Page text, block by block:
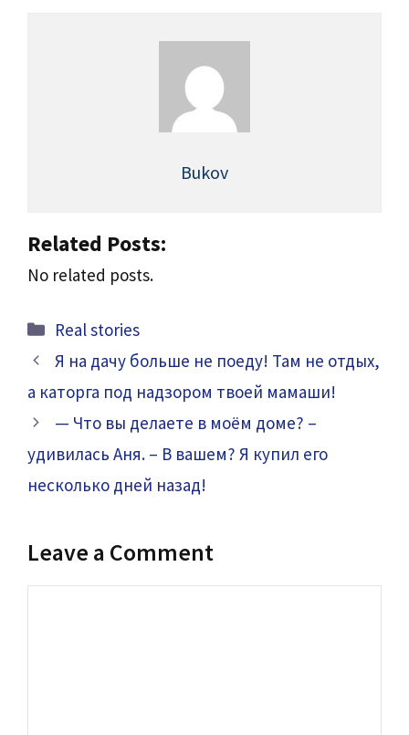
Bukov
Related Posts:
No related posts.
Categories
Real stories
Я на дачу больше не поеду! Там не отдых,
а каторга под надзором твоей мамаши!
— Что вы делаете в моём доме? –
удивилась Аня. – В вашем? Я купил его
несколько дней назад!
Leave a Comment